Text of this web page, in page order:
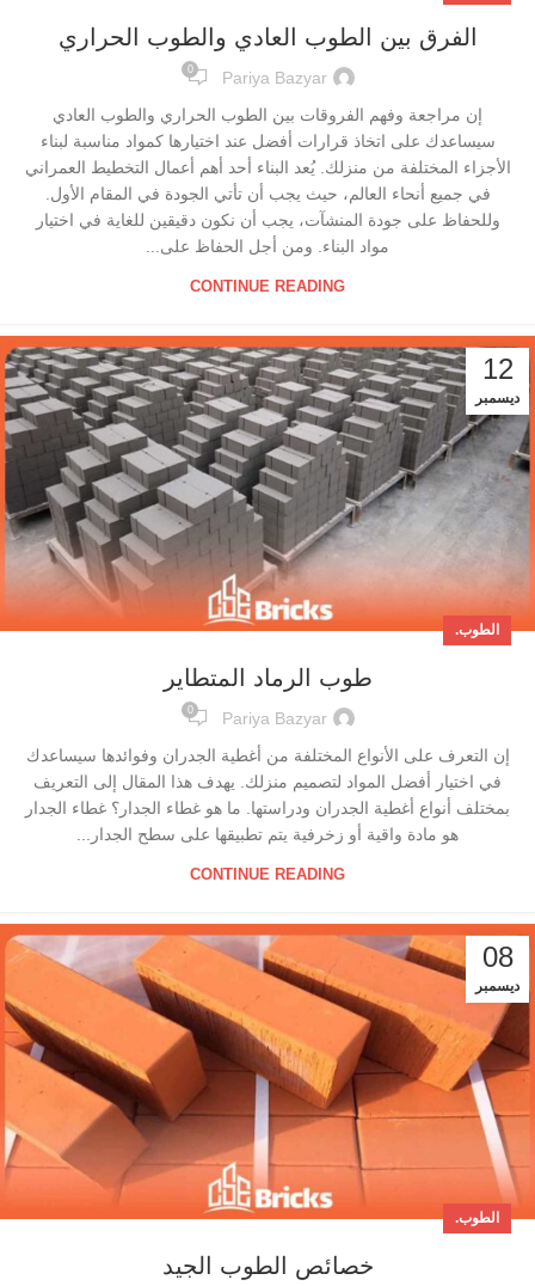
الفرق بين الطوب العادي والطوب الحراري
Pariya Bazyar
0
إن مراجعة وفهم الفروقات بين الطوب الحراري والطوب العادي
سيساعدك على اتخاذ قرارات أفضل عند اختيارها كمواد مناسبة لبناء
الأجزاء المختلفة من منزلك. يُعد البناء أحد أهم أعمال التخطيط العمراني
في جميع أنحاء العالم، حيث يجب أن تأتي الجودة في المقام الأول.
وللحفاظ على جودة المنشآت، يجب أن نكون دقيقين للغاية في اختيار
مواد البناء. ومن أجل الحفاظ على...
CONTINUE READING
12
ديسمبر
الطوب.
طوب الرماد المتطاير
Pariya Bazyar
0
إن التعرف على الأنواع المختلفة من أغطية الجدران وفوائدها سيساعدك
في اختيار أفضل المواد لتصميم منزلك. يهدف هذا المقال إلى التعريف
بمختلف أنواع أغطية الجدران ودراستها. ما هو غطاء الجدار؟ غطاء الجدار
هو مادة واقية أو زخرفية يتم تطبيقها على سطح الجدار...
CONTINUE READING
08
ديسمبر
الطوب.
خصائص الطوب الجيد